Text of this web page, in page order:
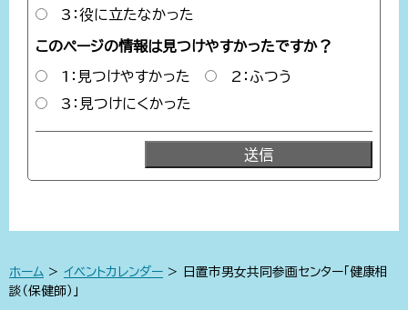
3：役に立たなかった
このページの情報は見つけやすかったですか？
1：見つけやすかった
2：ふつう
3：見つけにくかった
ホーム > イベントカレンダー > 日置市男女共同参画センター「健康相
談（保健師）」